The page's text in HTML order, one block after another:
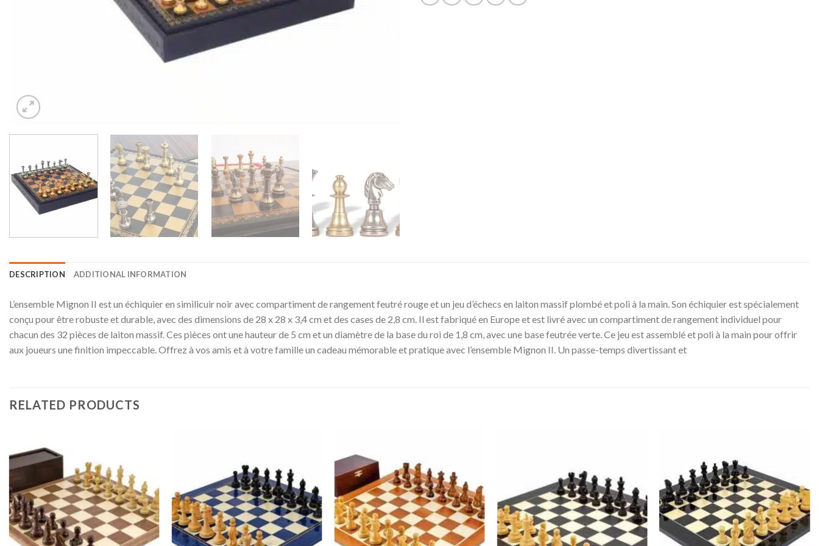
DESCRIPTION ADDITIONAL INFORMATION
L’ensemble Mignon II est un échiquier en similicuir noir avec compartiment de rangement feutré rouge et un jeu d’échecs en laiton massif plombé et poli à la main. Son échiquier est spécialement
conçu pour être robuste et durable, avec des dimensions de 28 x 28 x 3,4 cm et des cases de 2,8 cm. Il est fabriqué en Europe et est livré avec un compartiment de rangement individuel pour
chacun des 32 pièces de laiton massif. Ces pièces ont une hauteur de 5 cm et un diamètre de la base du roi de 1,8 cm, avec une base feutrée verte. Ce jeu est assemblé et poli à la main pour offrir
aux joueurs une finition impeccable. Offrez à vos amis et à votre famille un cadeau mémorable et pratique avec l’ensemble Mignon II. Un passe-temps divertissant et
RELATED PRODUCTS